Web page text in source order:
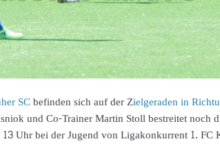
SCbefinden sich auf der Zielgeraden in
und Co-Trainer Martin Stoll bestreitet noch
Uhr bei der Jugend von Ligakonkurrent 1. FC